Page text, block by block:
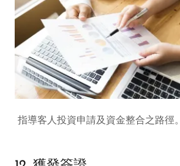
指導客人投資申請及資金整合之路徑。